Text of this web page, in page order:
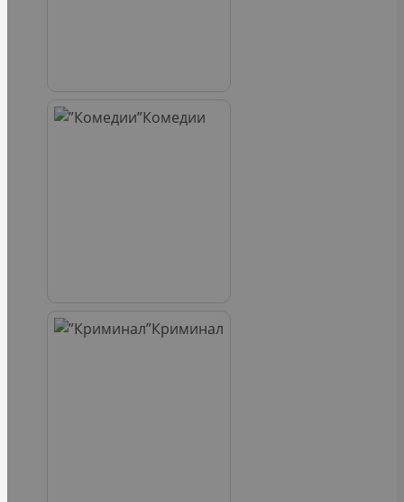
Комедии
Криминал